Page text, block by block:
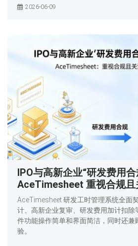
2026-06-09
IPO与高新企业“研发费用合
AceTimesheet 重视合规且
AceTimesheet 研发工时管理系统全面
计、高新企业复审、研发费用加计扣除
件功能操作简单和界面简洁，同时还兼
验。